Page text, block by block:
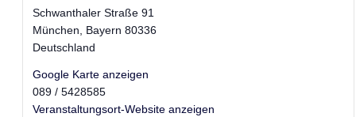
Schwanthaler Straße 91
München, Bayern 80336
Deutschland
Google Karte anzeigen
089 / 5428585
Veranstaltungsort-Website anzeigen